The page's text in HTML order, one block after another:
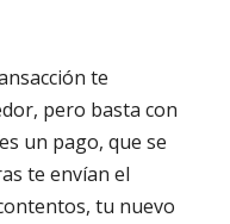
te
pero basta con
un pago, que se
te envían el
tu nuevo